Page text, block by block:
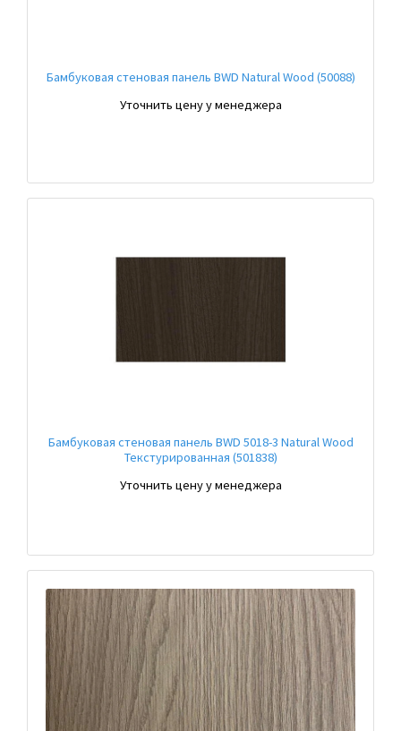
Бамбуковая стеновая панель BWD Natural Wood (50088)
Уточнить цену у менеджера
Бамбуковая стеновая панель BWD 5018-3 Natural Wood
Текстурированная (501838)
Уточнить цену у менеджера